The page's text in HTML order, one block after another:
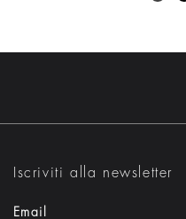
Iscriviti alla newsletter
Email